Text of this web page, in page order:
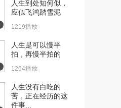
人生到处知何似，
应似飞鸿踏雪泥
1219播放
人生是可以慢半
拍，再慢半拍的
1264播放
人生没有白吃的
苦，正在经历的这
件事...